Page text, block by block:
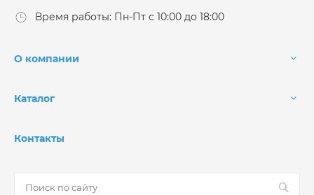
Время работы: Пн-Пт с 10:00 до 18:00
О компании
Каталог
Контакты